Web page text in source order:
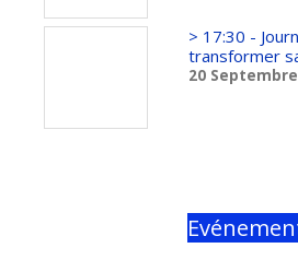
> 17:30 -
transformer
20 Septembre